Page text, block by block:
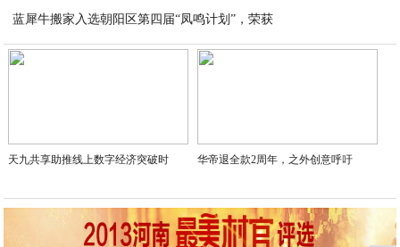
蓝犀牛搬家入选朝阳区第四届“凤鸣计划”，荣获
2026-05-29
天九共享助推线上数字经济突破时 华帝退全款2周年，之外创意呼吁